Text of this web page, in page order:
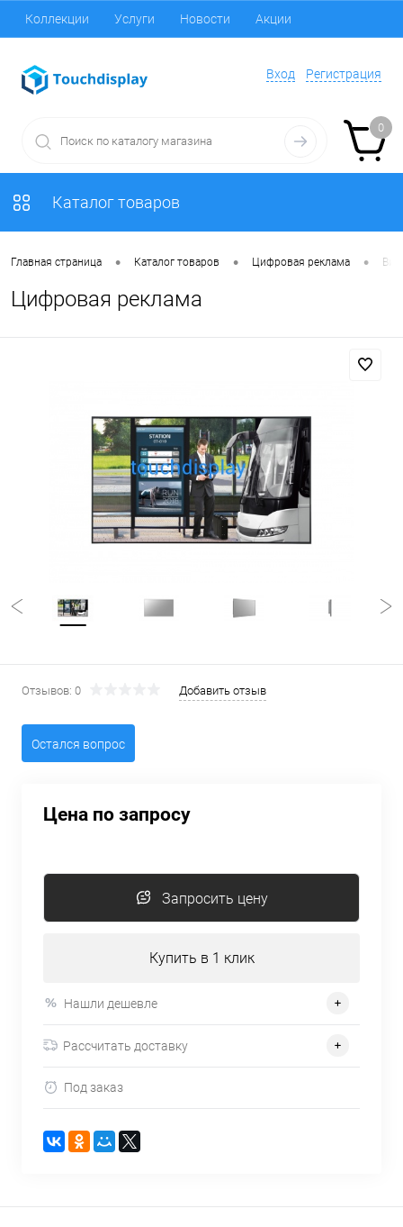
Коллекции Услуги Новости Акции
Вход Регистрация
0
Каталог товаров
Главная страница • Каталог товаров • Цифровая реклама •
Цифровая реклама
Отзывов: 0 Добавить отзыв
Остался вопрос
Цена по запросу
Запросить цену
Купить в 1 клик
Нашли дешевле
Рассчитать доставку
Под заказ